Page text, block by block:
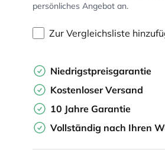
persönliches Angebot an.
Zur Vergleichsliste
Niedrigstpreisgarantie
Kostenloser Versand
10 Jahre Garantie
Vollständig nach Ihren